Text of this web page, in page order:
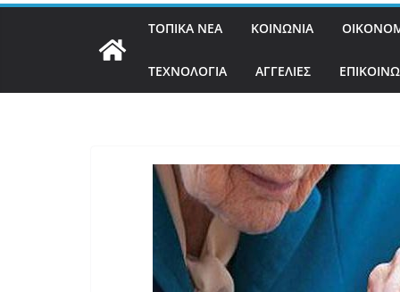
ΤΟΠΙΚΑ ΝΕΑ ΚΟΙΝΩΝΙΑ
ΤΕΧΝΟΛΟΓΙΑ ΑΓΓΕΛΙΕΣ